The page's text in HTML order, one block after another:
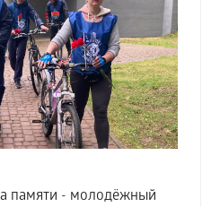
памяти - молодёжный